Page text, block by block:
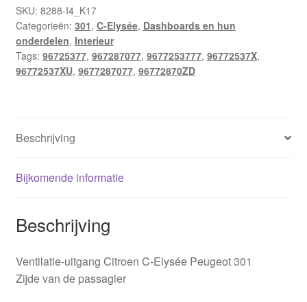
Elysée
Peugeot
301
9677287077
9677253777
SKU: 8288-I4_K17
Categorieën: 301, C-Elysée, Dashboards en hun
onderdelen, Interieur
Tags: 96725377, 967287077, 9677253777, 96772537X,
96772537XU, 9677287077, 96772870ZD
Beschrijving
Bijkomende informatie
Beschrijving
Ventilatie-uitgang Citroen C-Elysée Peugeot 301
Zijde van de passagier